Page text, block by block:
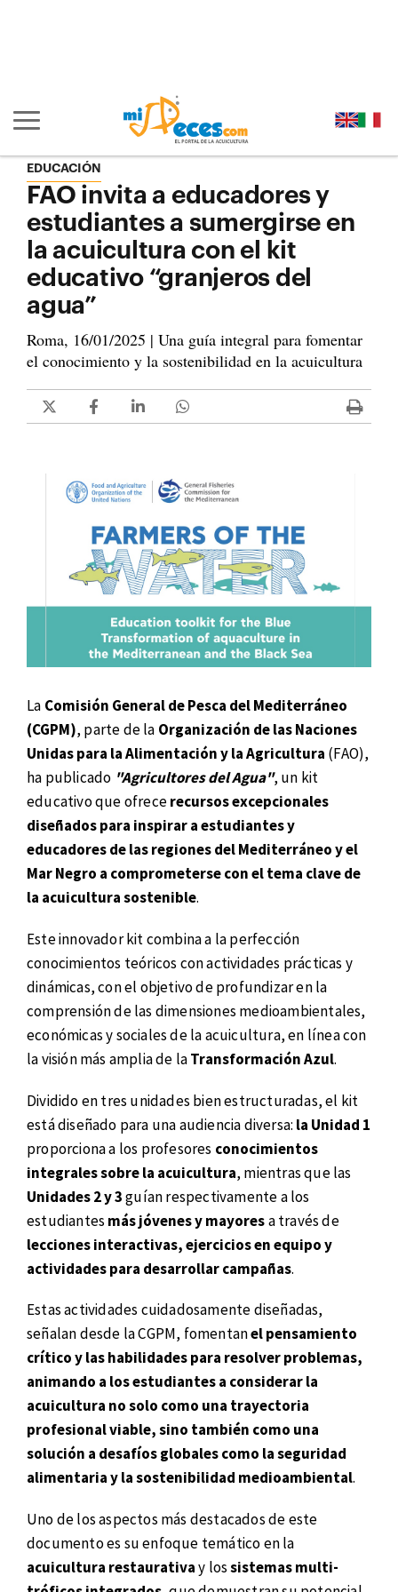
Mostrar/ocultar navegación principal
EDUCACIÓN
FAO invita a educadores y
estudiantes a sumergirse en
la acuicultura con el kit
educativo “granjeros del
agua”
Roma, 16/01/2025 | Una guía integral para fomentar
el conocimiento y la sostenibilidad en la acuicultura
La Comisión General de Pesca del Mediterráneo
(CGPM), parte de la Organización de las Naciones
Unidas para la Alimentación y la Agricultura (FAO),
ha publicado "Agricultores del Agua", un kit
educativo que ofrecerecursos excepcionales
diseñados para inspirar a estudiantes y
educadores de las regiones del Mediterráneo y el
Mar Negro a comprometerse con el tema clave de
la acuicultura sostenible.
Este innovador kit combina a la perfección
conocimientos teóricos con actividades prácticas y
dinámicas, con el objetivo de profundizar en la
comprensión de las dimensiones medioambientales,
económicas y sociales de la acuicultura, en línea con
la visión más amplia de laTransformación Azul.
Dividido en tres unidades bien estructuradas, el kit
está diseñado para una audiencia diversa: la Unidad 1
proporciona a los profesores conocimientos
integrales sobre la acuicultura, mientras que las
Unidades 2 y 3guían respectivamente a los
estudiantes más jóvenes y mayoresa través de
lecciones interactivas, ejercicios en equipo y
actividades para desarrollar campañas.
Estas actividades cuidadosamente diseñadas,
señalan desde la CGPM, fomentanel pensamiento
crítico y las habilidades para resolver problemas,
animando a los estudiantes a considerar la
acuicultura no solo como una trayectoria
profesional viable, sino también como una
solución a desafíos globales como la seguridad
alimentaria y la sostenibilidad medioambiental.
Uno de los aspectos más destacados de este
documento es su enfoque temático en la
acuicultura restaurativay lossistemas multi-